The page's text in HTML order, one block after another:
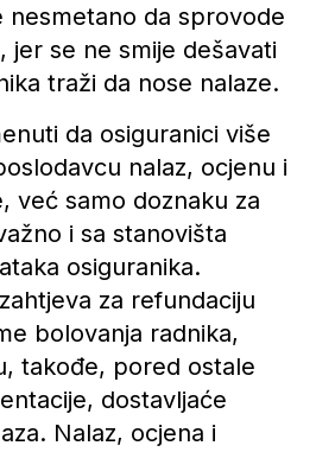
nesmetano da sprovode
jer se ne smije dešavati
traži da nose nalaze.
da osiguranici više
nalaz, ocjenu i
već samo doznaku za
i sa stanovišta
osiguranika.
za refundaciju
bolovanja radnika,
takođe, pored ostale
dostavljaće
Nalaz, ocjena i